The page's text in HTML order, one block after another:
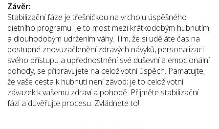
Závěr:
Stabilizační fáze je třešničkou na vrcholu úspěšného
dietního programu. Je to most mezi krátkodobým hubnutím
a dlouhodobým udržením váhy. Tím, že si uděláte čas na
postupné znovuzačlenění zdravých návyků, personalizaci
svého přístupu a upřednostnění své duševní a emocionální
pohody, se připravujete na celoživotní úspěch. Pamatujte,
že vaše cesta k hubnutí není závod; je to celoživotní
závazek k vašemu zdraví a pohodě. Přijměte stabilizační
fázi a důvěřujte procesu. Zvládnete to!